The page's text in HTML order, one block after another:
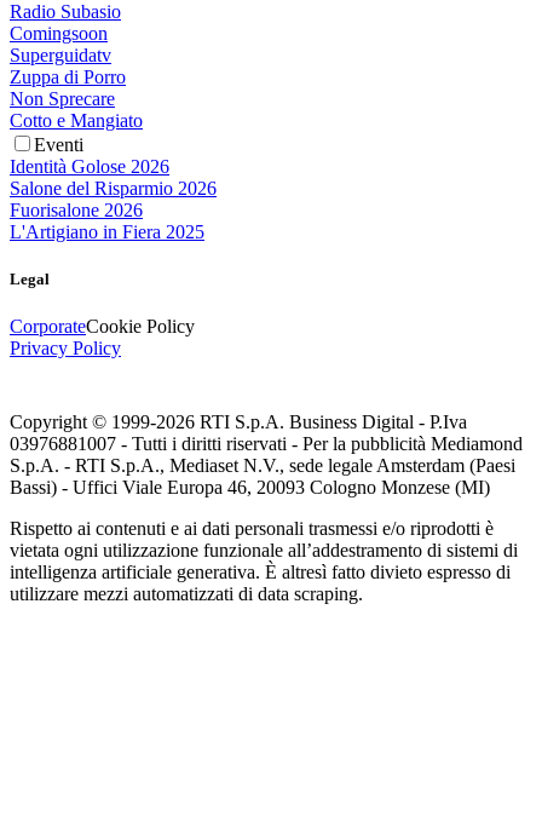
Radio Subasio
Comingsoon
Superguidatv
Zuppa di Porro
Non Sprecare
Cotto e Mangiato
Eventi
Identità Golose 2026
Salone del Risparmio 2026
Fuorisalone 2026
L'Artigiano in Fiera 2025
Legal
CorporateCookie Policy
Privacy Policy
Copyright © 1999-2026 RTI S.p.A. Business Digital - P.Iva
03976881007 - Tutti i diritti riservati - Per la pubblicità Mediamond
S.p.A. - RTI S.p.A., Mediaset N.V., sede legale Amsterdam (Paesi
Bassi) - Uffici Viale Europa 46, 20093 Cologno Monzese (MI)
Rispetto ai contenuti e ai dati personali trasmessi e/o riprodotti è
vietata ogni utilizzazione funzionale all’addestramento di sistemi di
intelligenza artificiale generativa. È altresì fatto divieto espresso di
utilizzare mezzi automatizzati di data scraping.